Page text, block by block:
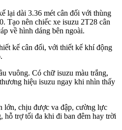
lại dài 3.36 mét cân đối với thùng
Tạo nên chiếc xe isuzu 2T28 cân
về hình dáng bên ngoài.
kế cân đối, với thiết kế khí động
vuông. Có chữ isuzu màu trắng,
hiệu isuzu ngay khi nhìn thấy
lớn, chịu được va đập, cường lực
hỗ trợ tối đa khi đi ban đêm hay trời